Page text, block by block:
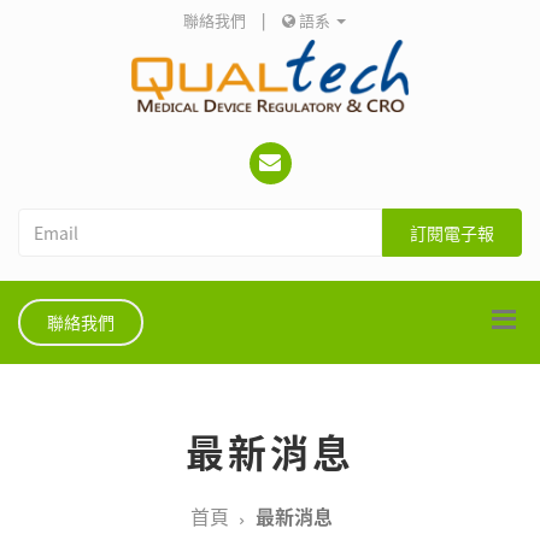
聯絡我們 | 語系
訂閱電子報
聯絡我們
最新消息
首頁 最新消息